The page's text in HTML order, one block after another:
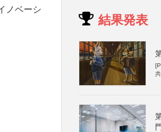
ノベーシ
結果発表